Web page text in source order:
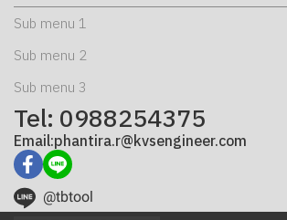
Sub menu 1
Sub menu 2
Sub menu 3
Tel: 0988254375
Email:phantira.r@kvsengineer.com
@tbtool